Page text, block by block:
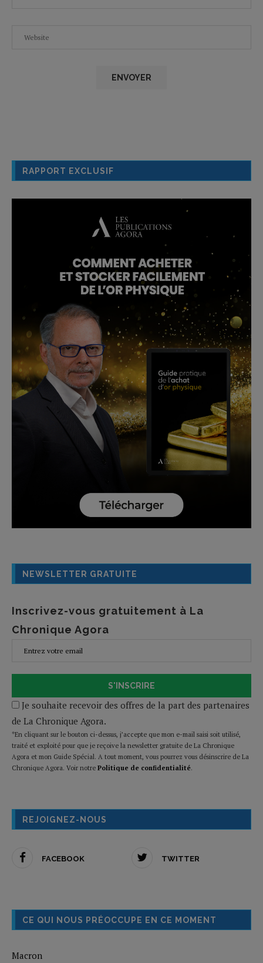
RAPPORT EXCLUSIF
NEWSLETTER GRATUITE
Inscrivez-vous gratuitement à La
Chronique Agora
S'INSCRIRE
Je souhaite recevoir des offres de la part des partenaires
de La Chronique Agora.
*En cliquant sur le bouton ci-dessus, j’accepte que mon e-mail saisi soit utilisé,
traité et exploité pour que je reçoive la newsletter gratuite de La Chronique
Agora et mon Guide Spécial. A tout moment, vous pourrez vous désinscrire de La
Chronique Agora. Voir notre Politique de confidentialité.
REJOIGNEZ-NOUS
FACEBOOK TWITTER
CE QUI NOUS PRÉOCCUPE EN CE MOMENT
Macron